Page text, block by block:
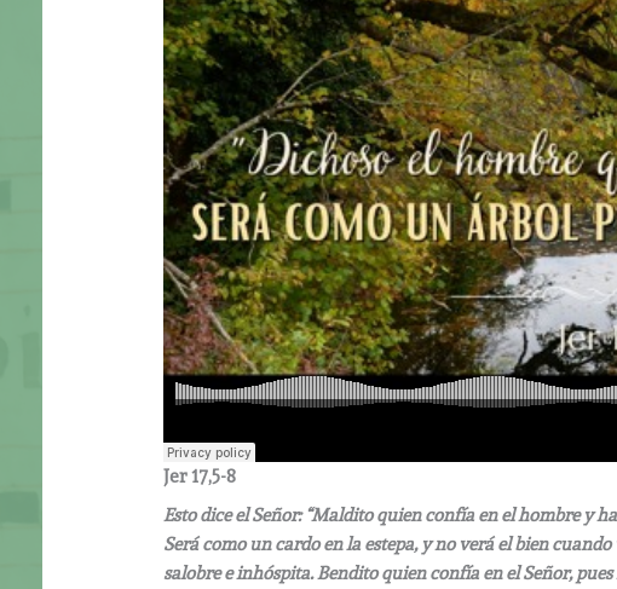
Jer 17,5-8
Esto dice el Señor: “Maldito quien confía en el hombre y
Será como un cardo en la estepa, y no verá el bien
salobre e inhóspita. Bendito quien confía en el Señor,